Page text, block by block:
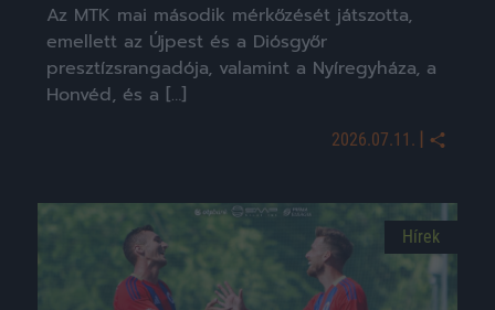
Az MTK mai második mérkőzését játszotta,
emellett az Újpest és a Diósgyőr
presztízsrangadója, valamint a Nyíregyháza, a
Honvéd, és a […]
2026.07.11. |
Hírek